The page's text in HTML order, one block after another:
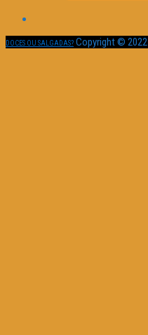
DOCES OU SALGADAS? Copyright © 2022